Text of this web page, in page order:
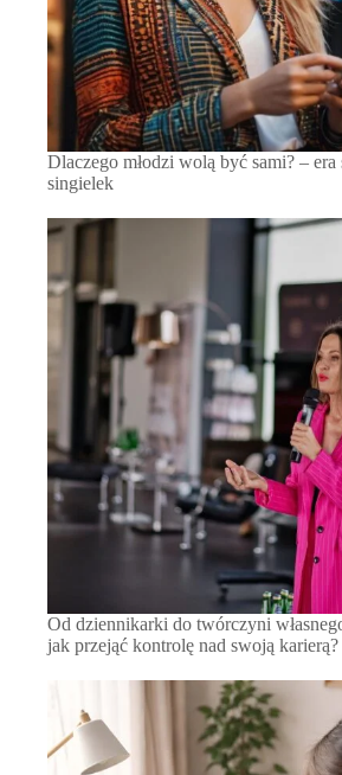
Dlaczego młodzi wolą być sami? –
singielek
Od dziennikarki do twórczyni
jak przejąć kontrolę nad swoją karierą?